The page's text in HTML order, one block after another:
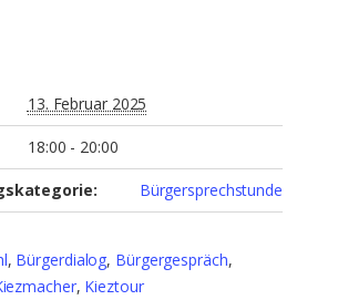
13. Februar 2025
18:00 - 20:00
Bürgersprechstunde
, Bürgerdialog, Bürgergespräch,
, Kieztour